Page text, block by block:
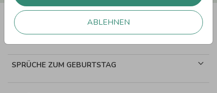
ABLEHNEN
SPRÜCHE ZUM GEBURTSTAG